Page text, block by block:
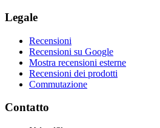
Legale
Recensioni
Recensioni su Google
Mostra recensioni esterne
Recensioni dei prodotti
Commutazione
Contatto